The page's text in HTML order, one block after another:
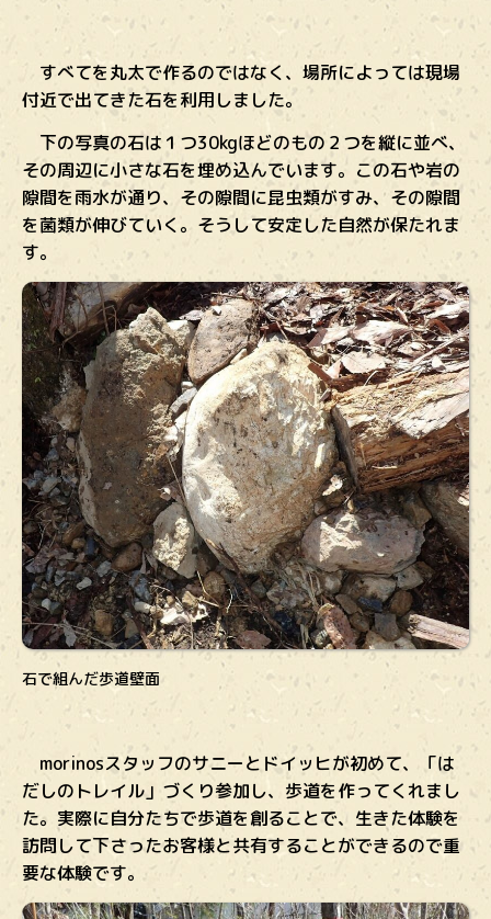
すべてを丸太で作るのではなく、場所によっては現場
付近で出てきた石を利用しました。
下の写真の石は１つ30kgほどのもの２つを縦に並べ、
その周辺に小さな石を埋め込んでいます。この石や岩の
隙間を雨水が通り、その隙間に昆虫類がすみ、その隙間
を菌類が伸びていく。そうして安定した自然が保たれま
す。
石で組んだ歩道壁面
morinosスタッフのサニーとドイッヒが初めて、「は
だしのトレイル」づくり参加し、歩道を作ってくれまし
た。実際に自分たちで歩道を創ることで、生きた体験を
訪問して下さったお客様と共有することができるので重
要な体験です。